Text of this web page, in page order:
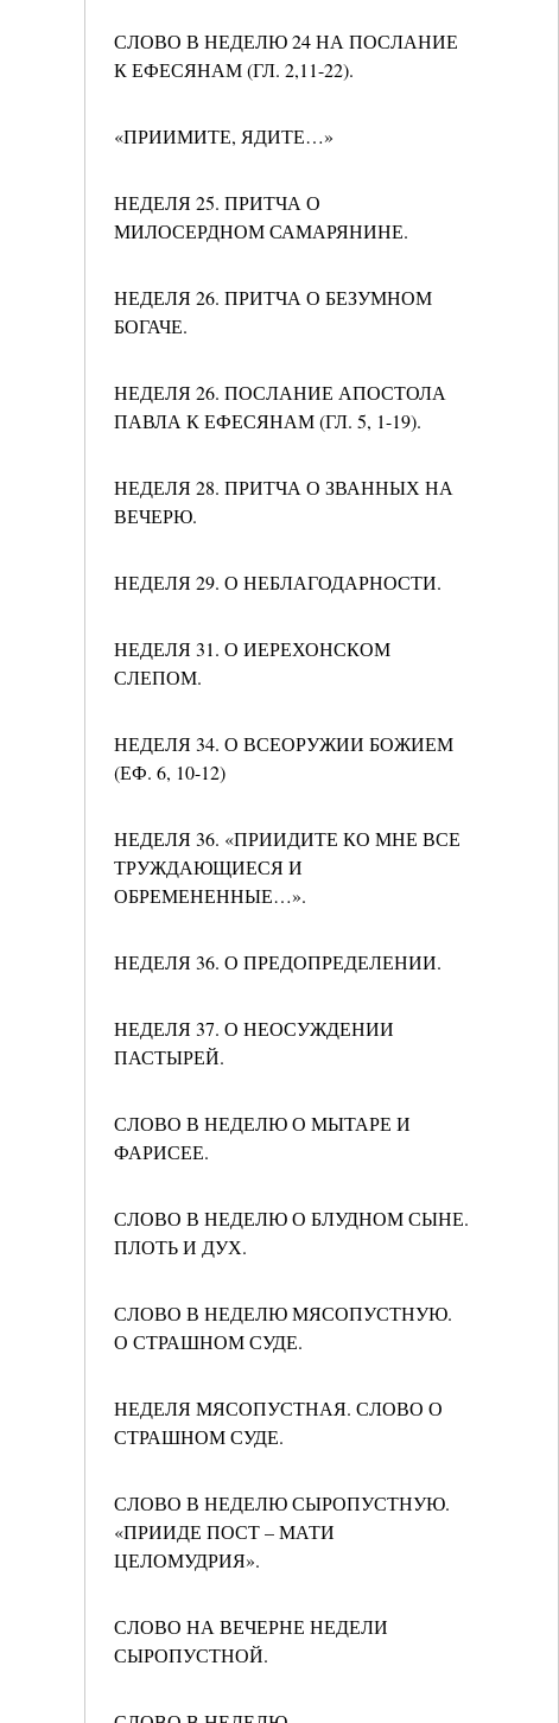
СЛОВО В НЕДЕЛЮ 24 НА ПОСЛАНИЕ
К ЕФЕСЯНАМ (ГЛ. 2,11-22).
«ПРИИМИТЕ, ЯДИТЕ…»
НЕДЕЛЯ 25. ПРИТЧА О
МИЛОСЕРДНОМ САМАРЯНИНЕ.
НЕДЕЛЯ 26. ПРИТЧА О БЕЗУМНОМ
БОГАЧЕ.
НЕДЕЛЯ 26. ПОСЛАНИЕ АПОСТОЛА
ПАВЛА К ЕФЕСЯНАМ (ГЛ. 5, 1-19).
НЕДЕЛЯ 28. ПРИТЧА О ЗВАННЫХ НА
ВЕЧЕРЮ.
НЕДЕЛЯ 29. О НЕБЛАГОДАРНОСТИ.
НЕДЕЛЯ 31. О ИЕРЕХОНСКОМ
СЛЕПОМ.
НЕДЕЛЯ 34. О ВСЕОРУЖИИ БОЖИЕМ
(ЕФ. 6, 10-12)
НЕДЕЛЯ 36. «ПРИИДИТЕ КО МНЕ ВСЕ
ТРУЖДАЮЩИЕСЯ И
ОБРЕМЕНЕННЫЕ…».
НЕДЕЛЯ 36. О ПРЕДОПРЕДЕЛЕНИИ.
НЕДЕЛЯ 37. О НЕОСУЖДЕНИИ
ПАСТЫРЕЙ.
СЛОВО В НЕДЕЛЮ О МЫТАРЕ И
ФАРИСЕЕ.
СЛОВО В НЕДЕЛЮ О БЛУДНОМ СЫНЕ.
ПЛОТЬ И ДУХ.
СЛОВО В НЕДЕЛЮ МЯСОПУСТНУЮ.
О СТРАШНОМ СУДЕ.
НЕДЕЛЯ МЯСОПУСТНАЯ. СЛОВО О
СТРАШНОМ СУДЕ.
СЛОВО В НЕДЕЛЮ СЫРОПУСТНУЮ.
«ПРИИДЕ ПОСТ – МАТИ
ЦЕЛОМУДРИЯ».
СЛОВО НА ВЕЧЕРНЕ НЕДЕЛИ
СЫРОПУСТНОЙ.